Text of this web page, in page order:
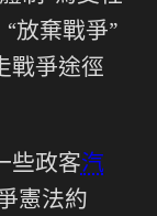
“放棄戰爭”
戰爭途徑
些政客汽
憲法約